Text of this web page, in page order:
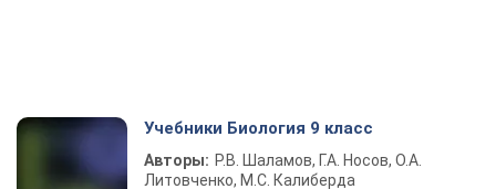
Учебники Биология 9 класс
Авторы: Р.В. Шаламов, Г.А. Носов, О.А.
Литовченко, М.С. Калиберда